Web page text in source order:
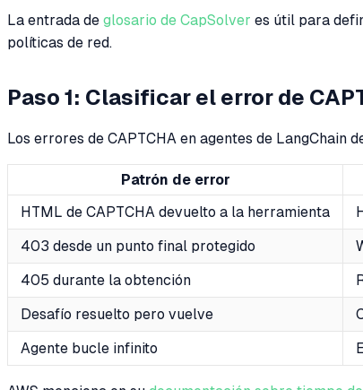
La entrada de glosario de CapSolver es útil para
políticas de red.
Paso 1: Clasificar el error de
Los errores de CAPTCHA en agentes de
Patrón de error
HTML de CAPTCHA devuelto a la herramienta
403 desde un punto final protegido
405 durante la obtención
Desafío resuelto pero vuelve
Agente bucle infinito